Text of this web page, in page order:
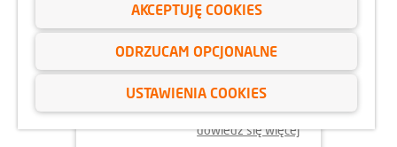
02.06.2025
ODYSEJA UMYSŁU 2025
dowiedz się więcej
AKCEPTUJĘ COOKIES
ODRZUCAM OPCJONALNE
USTAWIENIA COOKIES